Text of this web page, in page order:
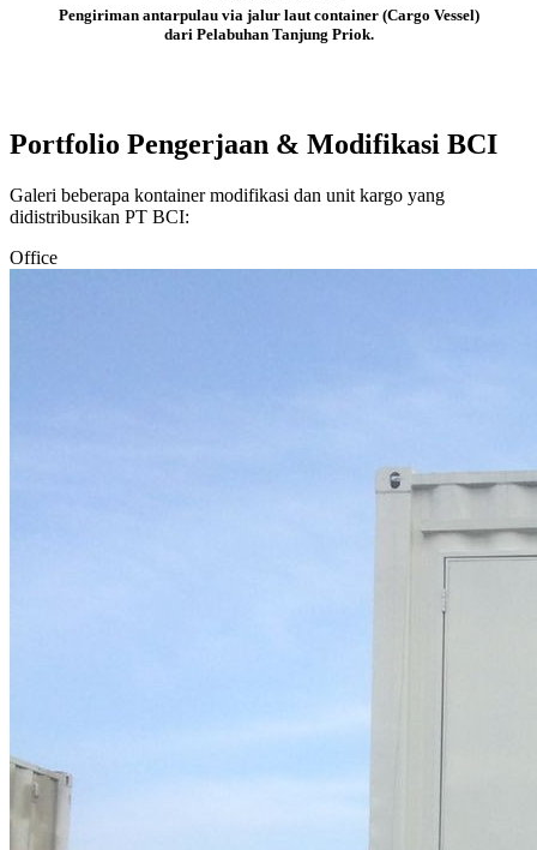
Pengiriman antarpulau via jalur laut container (Cargo Vessel)
dari Pelabuhan Tanjung Priok.
Portfolio Pengerjaan & Modifikasi BCI
Galeri beberapa kontainer modifikasi dan unit kargo yang
didistribusikan PT BCI:
Office